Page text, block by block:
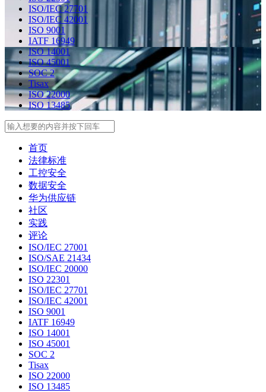
ISO/IEC 27701
ISO/IEC 42001
ISO 9001
IATF 16949
ISO 14001
ISO 45001
SOC 2
Tisax
ISO 22000
ISO 13485
首页
法律标准
工控安全
数据安全
华为供应链
社区
实践
评论
ISO/IEC 27001
ISO/SAE 21434
ISO/IEC 20000
ISO 22301
ISO/IEC 27701
ISO/IEC 42001
ISO 9001
IATF 16949
ISO 14001
ISO 45001
SOC 2
Tisax
ISO 22000
ISO 13485